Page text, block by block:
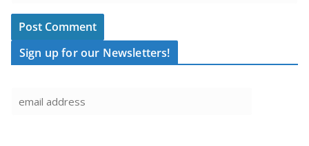
Sign up for our Newsletters!